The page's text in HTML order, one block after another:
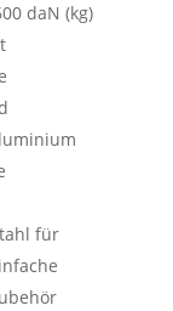
daN (kg)
für